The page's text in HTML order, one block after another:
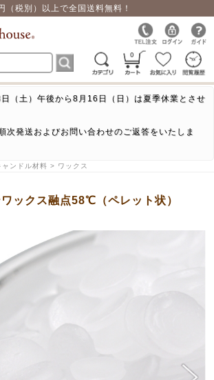
税別）以上で全国送料無料！
0
（土）午後から8月16日（日）は夏季休業とさせ
次発送およびお問い合わせのご返答をいたしま
ンドル材料 > ワックス
ックス融点58℃（ペレット状）